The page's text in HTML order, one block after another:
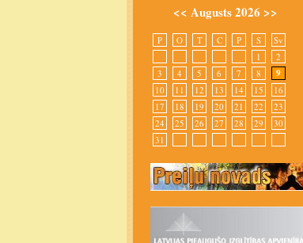
<< Augusts 2026 >>
P O T C P S
Sv
1
2
3
4 5 6 7 8 9
10 11 12 13 14 15
16
17
18 19 20 21 22
23
24
25 26 27 28 29
30
31